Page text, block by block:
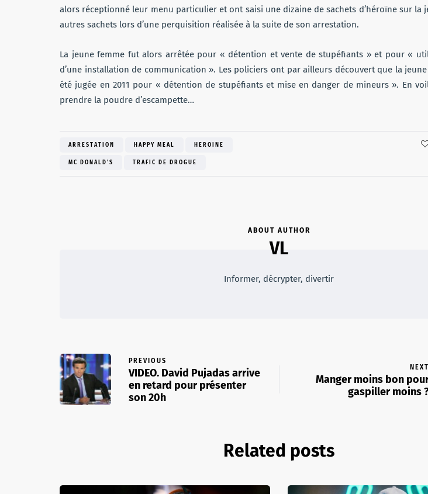
alors réceptionné leur menu particulier et ont saisi une dizaine de sachets d’héroïne sur la
autres sachets lors d’une perquisition réalisée à la suite de son arrestation.
La jeune femme fut alors arrêtée pour « détention et vente de stupéfiants » et pour «
d’une installation de communication ». Les policiers ont par ailleurs découvert que la
été jugée en 2011 pour « détention de stupéfiants et mise en danger de mineurs ». En
prendre la poudre d’escampette…
ARRESTATION HAPPY MEAL HEROINE
MC DONALD'S TRAFIC DE DROGUE
ABOUT AUTHOR
VL
Informer, décrypter, divertir
PREVIOUS
VIDEO. David Pujadas arrive
en retard pour présenter
son 20h
NEXT
Manger moins bon
gaspiller moins
Related posts